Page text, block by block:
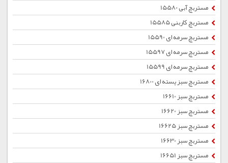
مستربچ آبی 15580
مستربچ کاربنی 15585
مستربچ سرمه ای 15590
مستربچ سرمه ای 15597
مستربچ سرمه ای 15599
مستربچ سبز پسته ای 16800
مستربچ سبز 16610
مستربچ سبز 16620
مستربچ سبز 16625
مستربچ سبز 16630
مستربچ سبز 16651